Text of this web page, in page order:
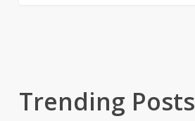
Trending Posts